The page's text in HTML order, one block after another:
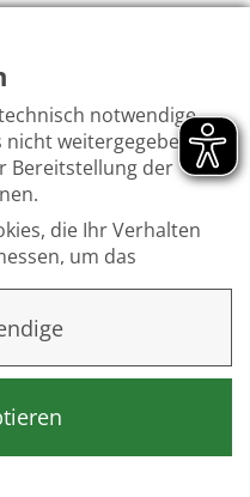
notwendige
nicht weitergegeben
Bereitstellung der
die Ihr Verhalten
um das
kennen zu
erfolgt nicht.
in unserer